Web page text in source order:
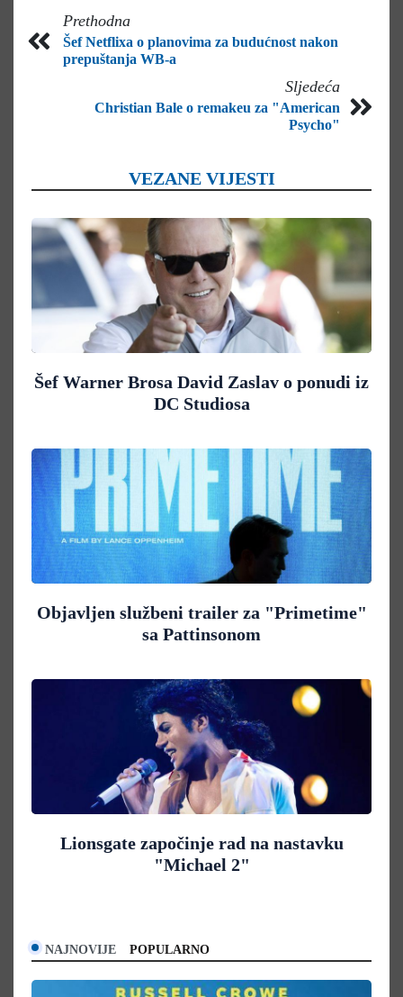
Prethodna
Šef Netflixa o planovima za budućnost nakon
prepuštanja WB-a
Sljedeća
Christian Bale o remakeu za "American
Psycho"
VEZANE VIJESTI
Šef Warner Brosa David Zaslav o ponudi iz
DC Studiosa
Objavljen službeni trailer za "Primetime"
sa Pattinsonom
Lionsgate započinje rad na nastavku
"Michael 2"
NAJNOVIJE POPULARNO